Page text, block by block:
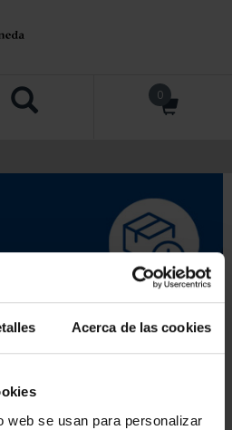
Acerca de las cookies
web se usan para personalizar
0